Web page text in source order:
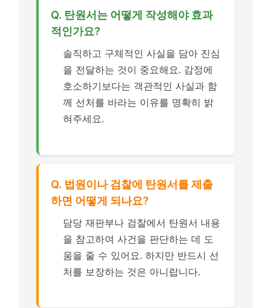
Q. 탄원서는 어떻게 작성해야 효과
적인가요?
솔직하고 구체적인 사실을 담아 진심
을 전달하는 것이 중요해요. 감정에
호소하기보다는 객관적인 사실과 함
께 선처를 바라는 이유를 명확히 밝
혀주세요.
Q. 법원이나 검찰에 탄원서를 제출
하면 어떻게 되나요?
담당 재판부나 검찰에서 탄원서 내용
을 참고하여 사건을 판단하는 데 도
움을 줄 수 있어요. 하지만 반드시 선
처를 보장하는 것은 아니랍니다.